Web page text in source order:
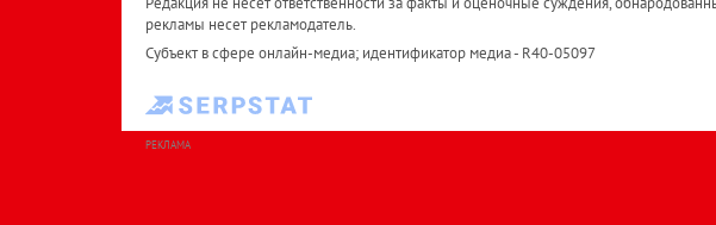
рекламы несет рекламодатель.
Субъект в сфере онлайн-медиа; идентификатор медиа - R40-05097
РЕКЛАМА